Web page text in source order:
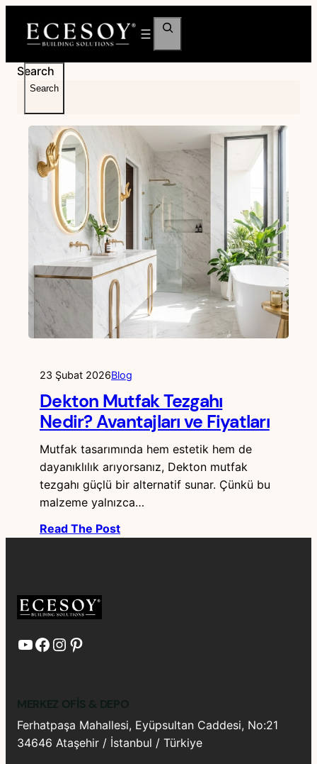
Ara
Search
Search
23 Şubat 2026Blog
Dekton Mutfak Tezgahı
Nedir? Avantajları ve Fiyatları
Mutfak tasarımında hem estetik hem de
dayanıklılık arıyorsanız, Dekton mutfak
tezgahı güçlü bir alternatif sunar. Çünkü bu
malzeme yalnızca…
Read The Post
YouTube Facebook Instagram Pinterest
MERKEZ OFIS & DEPO
Ferhatpaşa Mahallesi, Eyüpsultan Caddesi, No:21
34646 Ataşehir / İstanbul / Türkiye